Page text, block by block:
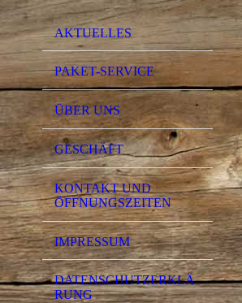
AKTUELLES
PAKET-SERVICE
ÜBER UNS
GESCHÄFT
KONTAKT UND
ÖFFNUNGSZEITEN
IMPRESSUM
DATENSCHUTZERKLÄ
RUNG